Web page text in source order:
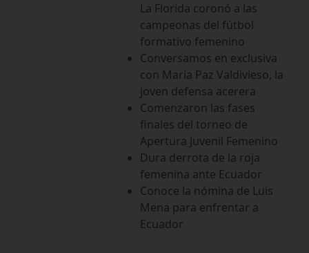
La Florida coronó a las
campeonas del fútbol
formativo femenino
Conversamos en exclusiva
con María Paz Valdivieso, la
joven defensa acerera
Comenzaron las fases
finales del torneo de
Apertura Juvenil Femenino
Dura derrota de la roja
femenina ante Ecuador
Conoce la nómina de Luis
Mena para enfrentar a
Ecuador